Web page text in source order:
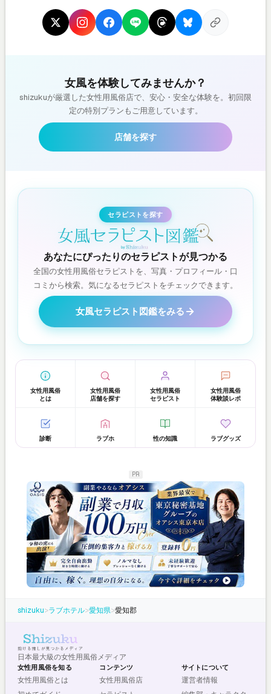
女風を体験してみませんか？
shizukuが厳選した女性用風俗店で、安心・安全な体験を。初回限
定の特別プランもご用意しています。
店舗を探す
セラピストを探す
あなたにぴったりのセラピストが見つかる
全国の女性用風俗セラピストを、写真・プロフィール・口
コミから検索。気になるセラピストをチェックできます。
女風セラピスト図鑑をみる
女性用風俗
とは
女性用風俗
店舗を探す
女性用風俗
セラピスト
女性用風俗
体験談レポ
診断 ラブホ 性の知識 ラブグッズ
PR
shizuku>ラブホテル>愛知県>愛知郡
日本最大級の女性用風俗メディア
女性用風俗を知る
女性用風俗とは
コンテンツ
女性用風俗店
サイトについて
運営者情報